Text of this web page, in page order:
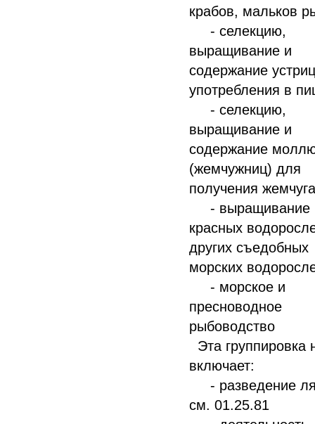
крабов, мальков
- селекцию,
выращивание и
содержание
употребления в
- селекцию,
выращивание и
содержание
(жемчужниц) для
получения жемчуга
- выращивание
красных
других съедобных
морских
- морское и
пресноводное
рыбоводство
Эта группировка
включает:
- разведение
см. 01.25.81